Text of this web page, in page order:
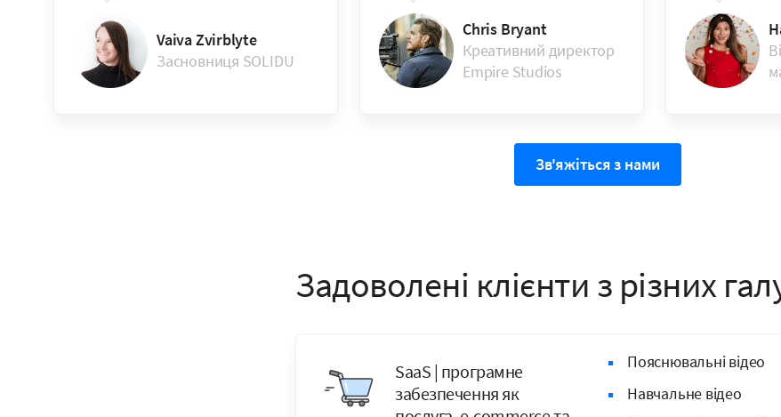
Vaiva Zvirblyte
Засновниця SOLIDU
Chris Bryant
Креативний директор
Empire Studios
Зв'яжіться з нами
Задоволені клієнти з різних
SaaS | програмне
забезпечення як
Пояснювальні відео
Навчальне відео